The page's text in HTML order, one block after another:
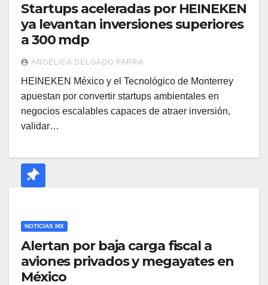
Startups aceleradas por HEINEKEN
ya levantan inversiones superiores
a 300 mdp
ANGÉLICA DELGADO PARRA
HEINEKEN México y el Tecnológico de Monterrey
apuestan por convertir startups ambientales en
negocios escalables capaces de atraer inversión,
validar…
NOTICIAS MX
Alertan por baja carga fiscal a
aviones privados y megayates en
México